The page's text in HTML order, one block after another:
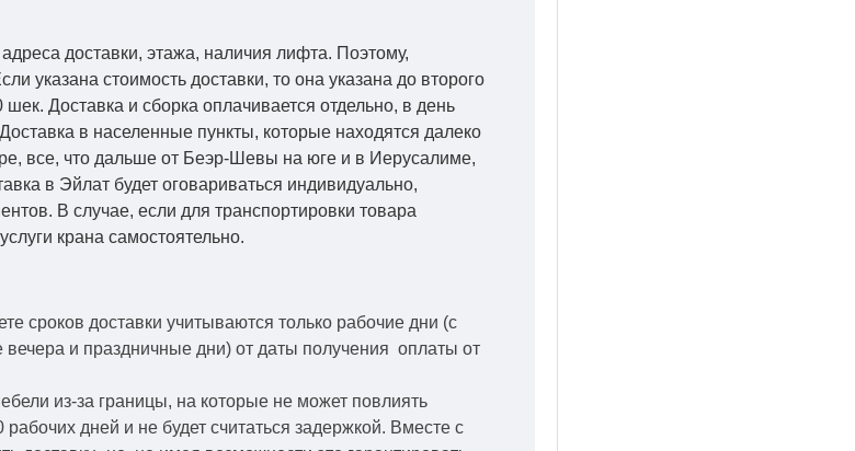
доставки, этажа, наличия лифта. Поэтому,
указана стоимость доставки, то она указана до второго
Доставка и сборка оплачивается отдельно, в день
в населенные пункты, которые находятся далеко
все, что дальше от Беэр-Шевы на юге и в Иерусалиме,
в Эйлат будет оговариваться индивидуально,
В случае, если для транспортировки товара
крана самостоятельно.
сроков доставки учитываются только рабочие дни (с
и праздничные дни) от даты получения оплаты от
из-за границы, на которые не может повлиять
дней и не будет считаться задержкой. Вместе с